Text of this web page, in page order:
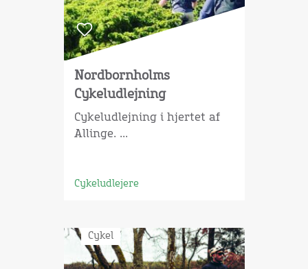
Nordbornholms
Cykeludlejning
Cykeludlejning i hjertet af
Allinge. ...
Cykeludlejere
Cykel